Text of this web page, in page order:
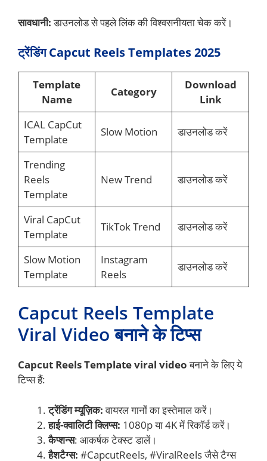
सावधानी:डाउनलोड से पहले लिंक की विश्वसनीयता चेक करें।
ट्रेंडिंग Capcut Reels Templates 2025
Template
Name
Category
Download
Link
ICAL CapCut
Template
Slow Motion डाउनलोड करें
Trending
Reels
Template
New Trend डाउनलोड करें
Viral CapCut
Template
TikTok Trend डाउनलोड करें
Slow Motion
Template
Instagram
Reels
डाउनलोड करें
Capcut Reels Template
Viral Video बनाने के टिप्स
Capcut Reels Template viral videoबनाने के लिए ये
टिप्स हैं:
ट्रेंडिंग म्यूज़िक:वायरल गानों का इस्तेमाल करें।
हाई-क्वालिटी क्लिप्स: 1080p या 4K में रिकॉर्ड करें।
कैप्शन्स: आकर्षक टेक्स्ट डालें।
हैशटैग्स: #CapcutReels, #ViralReels जैसे टैग्स